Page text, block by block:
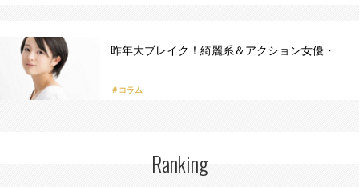
昨年大ブレイク！綺麗系＆アクション女優・…
＃コラム
Ranking